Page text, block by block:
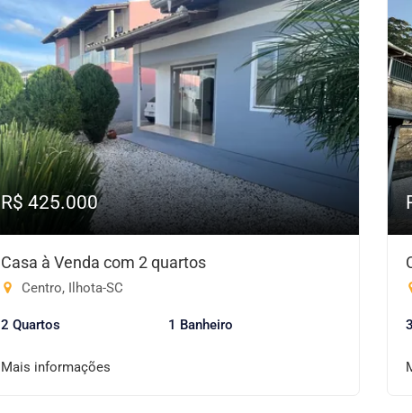
R$ 425.000
Casa à Venda com 2 quartos
Centro, Ilhota-SC
2 Quartos 1 Banheiro
Mais informações